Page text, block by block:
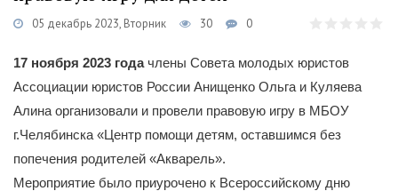
05 декабрь 2023, Вторник 30 0
17 ноября 2023 годачлены Совета молодых юристов
Ассоциации юристов России Анищенко Ольга и Куляева
Алина организовали и провели правовую игру в МБОУ
г.Челябинска «Центр помощи детям, оставшимся без
попечения родителей «Акварель».
Мероприятие было приурочено к Всероссийскому дню